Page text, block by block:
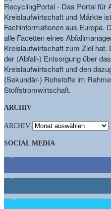
RecyclingPortal - Das Portal für
Kreislaufwirtschaft und Märkte
Fachinformationen aus Europa.
alle Facetten eines
Kreislaufwirtschaft zum Ziel
der (Abfall-) Entsorgung über
Kreislaufwirtschaft und den
(Sekundär-) Rohstoffe im
Stoffstromwirtschaft.
ARCHIV
ARCHIV
SOCIAL MEDIA